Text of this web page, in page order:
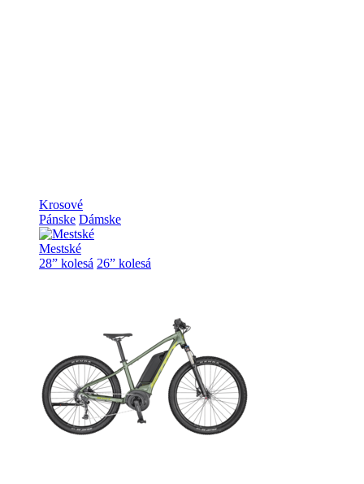
Krosové
Pánske Dámske
Mestské
28” kolesá 26” kolesá